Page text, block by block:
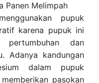
Panen Melimpah
pupuk
karena pupuk ini
pertumbuhan dan
Adanya kandungan
dalam pupuk
pasokan